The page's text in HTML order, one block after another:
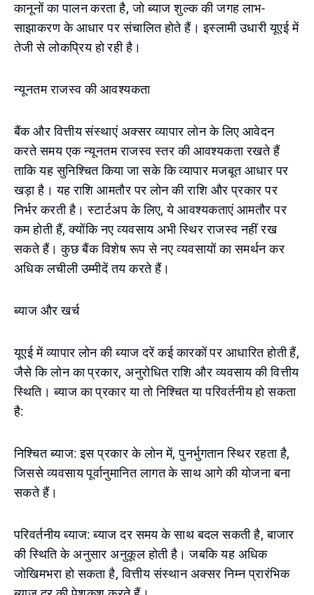
कानूनों का पालन करता है, जो ब्याज शुल्क की जगह लाभ-
साझाकरण के आधार पर संचालित होते हैं। इस्लामी उधारी यूएई में
तेजी से लोकप्रिय हो रही है।
न्यूनतम राजस्व की आवश्यकता
बैंक और वित्तीय संस्थाएं अक्सर व्यापार लोन के लिए आवेदन
करते समय एक न्यूनतम राजस्व स्तर की आवश्यकता रखते हैं
ताकि यह सुनिश्चित किया जा सके कि व्यापार मजबूत आधार पर
खड़ा है। यह राशि आमतौर पर लोन की राशि और प्रकार पर
निर्भर करती है। स्टार्टअप के लिए, ये आवश्यकताएं आमतौर पर
कम होती हैं, क्योंकि नए व्यवसाय अभी स्थिर राजस्व नहीं रख
सकते हैं। कुछ बैंक विशेष रूप से नए व्यवसायों का समर्थन कर
अधिक लचीली उम्मीदें तय करते हैं।
ब्याज और खर्च
यूएई में व्यापार लोन की ब्याज दरें कई कारकों पर आधारित होती हैं,
जैसे कि लोन का प्रकार, अनुरोधित राशि और व्यवसाय की वित्तीय
स्थिति। ब्याज का प्रकार या तो निश्चित या परिवर्तनीय हो सकता
है:
निश्चित ब्याज: इस प्रकार के लोन में, पुनर्भुगतान स्थिर रहता है,
जिससे व्यवसाय पूर्वानुमानित लागत के साथ आगे की योजना बना
सकते हैं।
परिवर्तनीय ब्याज: ब्याज दर समय के साथ बदल सकती है, बाजार
की स्थिति के अनुसार अनुकूल होती है। जबकि यह अधिक
जोखिमभरा हो सकता है, वित्तीय संस्थान अक्सर निम्न प्रारंभिक